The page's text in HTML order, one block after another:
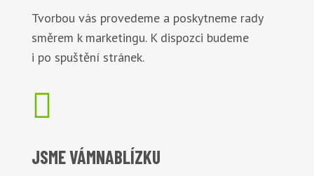
Tvorbou vás provedeme a poskytneme rady
směrem k marketingu. K dispozci budeme
i po spuštění stránek.

JSME VÁMNABLÍZKU